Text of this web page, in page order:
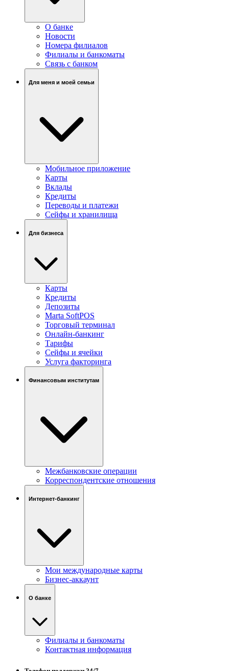
О банке
Новости
Номера филиалов
Филиалы и банкоматы
Связь c банком
Для меня и моей семьи
Мобильное приложение
Карты
Вклады
Кредиты
Переводы и платежи
Сейфы и хранилища
Для бизнеса
Карты
Кредиты
Депозиты
Marta SoftPOS
Торговый терминал
Онлайн-банкинг
Тарифы
Сейфы и ячейки
Услуга факторинга
Финансовым институтам
Межбанковские операции
Корреспондентские отношения
Интернет-банкинг
Мои международные карты
Бизнес-аккаунт
О банке
Филиалы и банкоматы
Контактная информация